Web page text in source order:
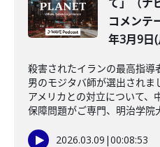
コメンテ
年3月9日
殺害されたイランの最高指
男のモジタバ師が選出されま
アメリカとの対立について、
保障問題がご専門、明治学院
2026.03.09 |00:08:53